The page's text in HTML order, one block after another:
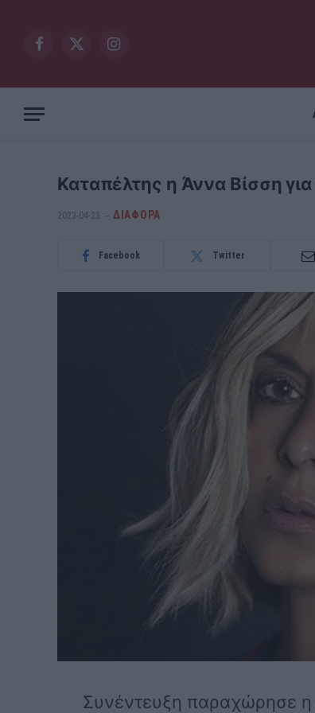
Facebook
X
Instagram
Καταπέλτης η Άννα Βίσση
2023-04-23 ΔΙΆΦΟΡΑ
Facebook Twitter
Συνέντευξη παραχώρησε η